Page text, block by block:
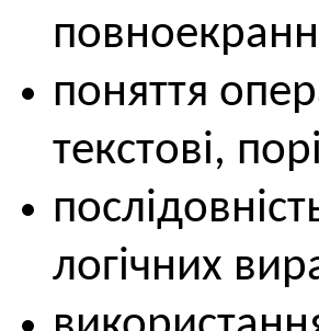
поняття
текстові,
логічних